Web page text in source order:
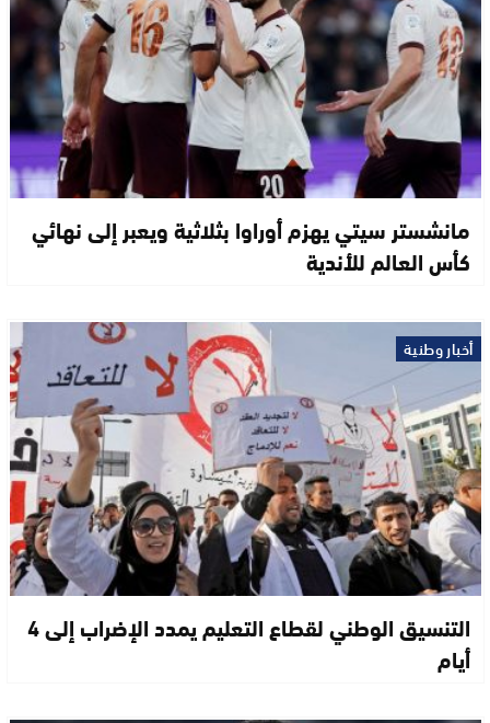
مانشستر سيتي يهزم أوراوا بثلاثية ويعبر إلى نهائي
كأس العالم للأندية
أخبار وطنية
التنسيق الوطني لقطاع التعليم يمدد الإضراب إلى 4
أيام